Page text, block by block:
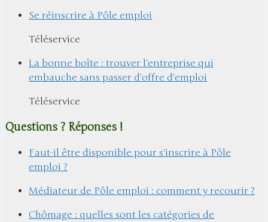
Se réinscrire à Pôle emploi
Téléservice
La bonne boîte : trouver l'entreprise qui
embauche sans passer d'offre d'emploi
Téléservice
Questions ? Réponses !
Faut-il être disponible pour s'inscrire à Pôle
emploi ?
Médiateur de Pôle emploi : comment y recourir ?
Chômage : quelles sont les catégories de